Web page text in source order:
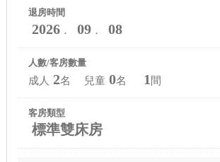
退房時間
2026． 09． 08
人數/客房數量
成人 2名 兒童 0名 1 間
客房類型
標準雙床房